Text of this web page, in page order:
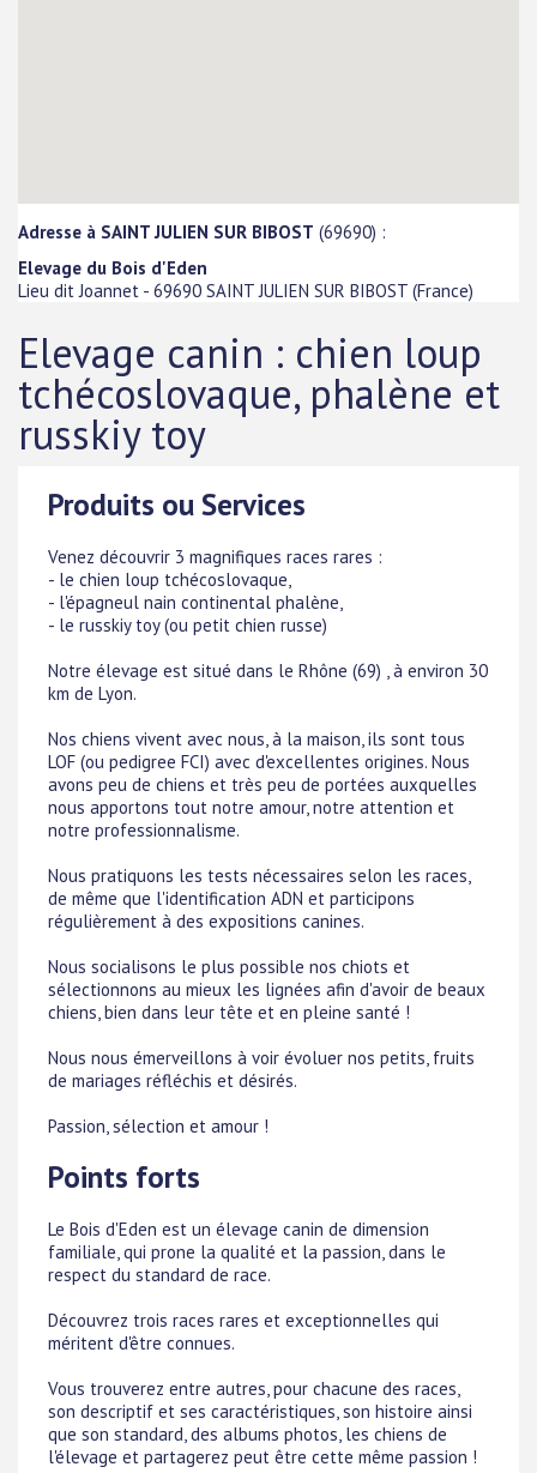
Adresse à SAINT JULIEN SUR BIBOST (69690) :
Elevage du Bois d'Eden
Lieu dit Joannet - 69690 SAINT JULIEN SUR BIBOST (France)
Elevage canin : chien loup
tchécoslovaque, phalène et
russkiy toy
Produits ou Services
Venez découvrir 3 magnifiques races rares :
- le chien loup tchécoslovaque,
- l'épagneul nain continental phalène,
- le russkiy toy (ou petit chien russe)
Notre élevage est situé dans le Rhône (69) , à environ 30
km de Lyon.
Nos chiens vivent avec nous, à la maison, ils sont tous
LOF (ou pedigree FCI) avec d'excellentes origines. Nous
avons peu de chiens et très peu de portées auxquelles
nous apportons tout notre amour, notre attention et
notre professionnalisme.
Nous pratiquons les tests nécessaires selon les races,
de même que l'identification ADN et participons
régulièrement à des expositions canines.
Nous socialisons le plus possible nos chiots et
sélectionnons au mieux les lignées afin d'avoir de beaux
chiens, bien dans leur tête et en pleine santé !
Nous nous émerveillons à voir évoluer nos petits, fruits
de mariages réfléchis et désirés.
Passion, sélection et amour !
Points forts
Le Bois d'Eden est un élevage canin de dimension
familiale, qui prone la qualité et la passion, dans le
respect du standard de race.
Découvrez trois races rares et exceptionnelles qui
méritent d'être connues.
Vous trouverez entre autres, pour chacune des races,
son descriptif et ses caractéristiques, son histoire ainsi
que son standard, des albums photos, les chiens de
l'élevage et partagerez peut être cette même passion !